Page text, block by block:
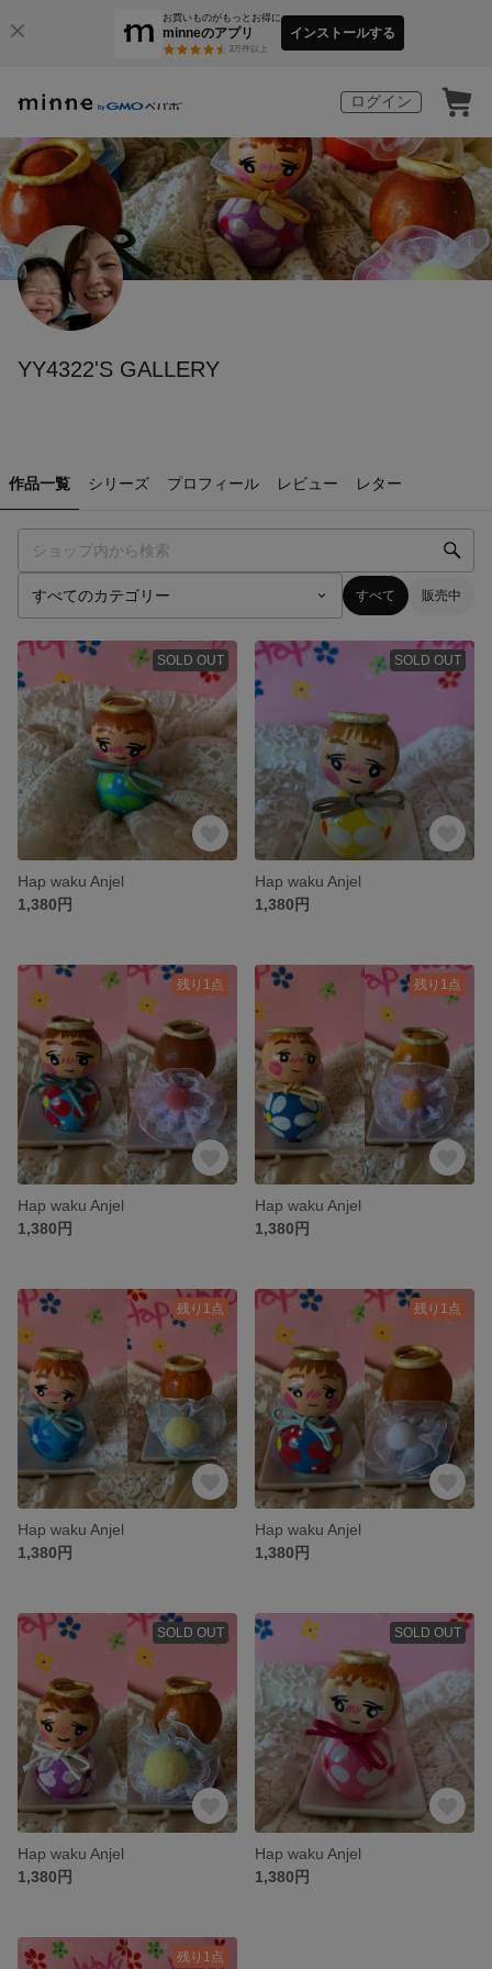
お買いものがもっとお得に
minneのアプリ
3万件以上
インストールする
ログイン
YY4322'S GALLERY
作品一覧 シリーズ プロフィール レビュー レター
すべて 販売中
SOLD OUT
Hap waku Anjel
1,380円
SOLD OUT
Hap waku Anjel
1,380円
残り1点
Hap waku Anjel
1,380円
残り1点
Hap waku Anjel
1,380円
残り1点
Hap waku Anjel
1,380円
残り1点
Hap waku Anjel
1,380円
SOLD OUT
Hap waku Anjel
1,380円
SOLD OUT
Hap waku Anjel
1,380円
残り1点